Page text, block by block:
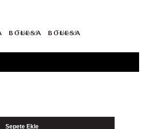
Tükendi Tükendi